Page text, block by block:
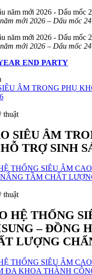
mới 2026 – Dấu mốc
mới 2026 – Dấu mốc
END PARTY
thuật
SIÊU ÂM
TRỢ SINH
thuật
HỆ THỐNG
– ĐỒNG
LƯỢNG